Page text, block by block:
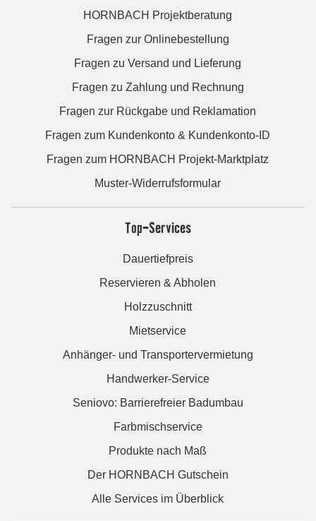
HORNBACH Projektberatung
Fragen zur Onlinebestellung
Fragen zu Versand und Lieferung
Fragen zu Zahlung und Rechnung
Fragen zur Rückgabe und Reklamation
Fragen zum Kundenkonto & Kundenkonto-ID
Fragen zum HORNBACH Projekt-Marktplatz
Muster-Widerrufsformular
Top-Services
Dauertiefpreis
Reservieren & Abholen
Holzzuschnitt
Mietservice
Anhänger- und Transportervermietung
Handwerker-Service
Seniovo: Barrierefreier Badumbau
Farbmischservice
Produkte nach Maß
Der HORNBACH Gutschein
Alle Services im Überblick